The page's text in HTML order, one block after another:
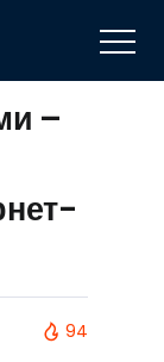
–
94